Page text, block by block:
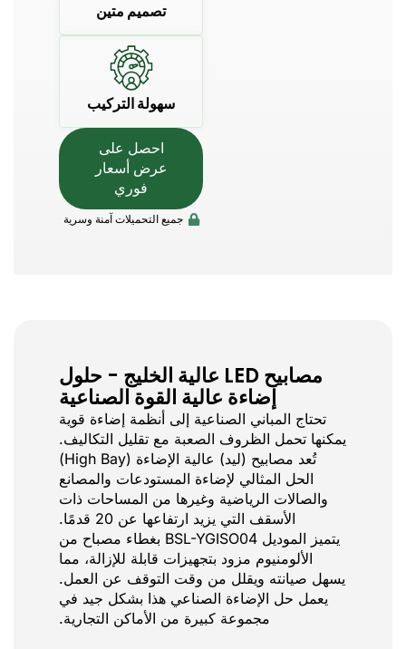
تصميم متين
سهولة التركيب
احصل على
عرض أسعار
فوري
جميع التحميلات آمنة وسرية
مصابيح LED عالية الخليج - حلول
إضاءة عالية القوة الصناعية
تحتاج المباني الصناعية إلى أنظمة إضاءة قوية
يمكنها تحمل الظروف الصعبة مع تقليل التكاليف.
تُعد مصابيح (ليد) عالية الإضاءة (High Bay)
الحل المثالي لإضاءة المستودعات والمصانع
والصالات الرياضية وغيرها من المساحات ذات
الأسقف التي يزيد ارتفاعها عن 20 قدمًا.
يتميز الموديل BSL-YGISO04 بغطاء مصباح من
الألومنيوم مزود بتجهيزات قابلة للإزالة، مما
يسهل صيانته ويقلل من وقت التوقف عن العمل.
يعمل حل الإضاءة الصناعي هذا بشكل جيد في
مجموعة كبيرة من الأماكن التجارية.